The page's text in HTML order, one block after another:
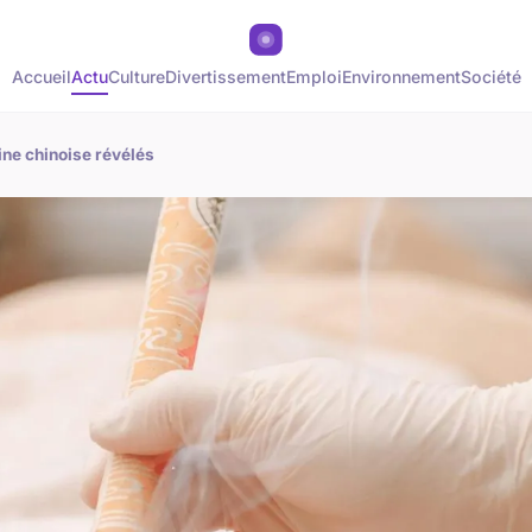
AccueilActuCultureDivertissementEmploiEnvironnementSociété
chinoise révélés